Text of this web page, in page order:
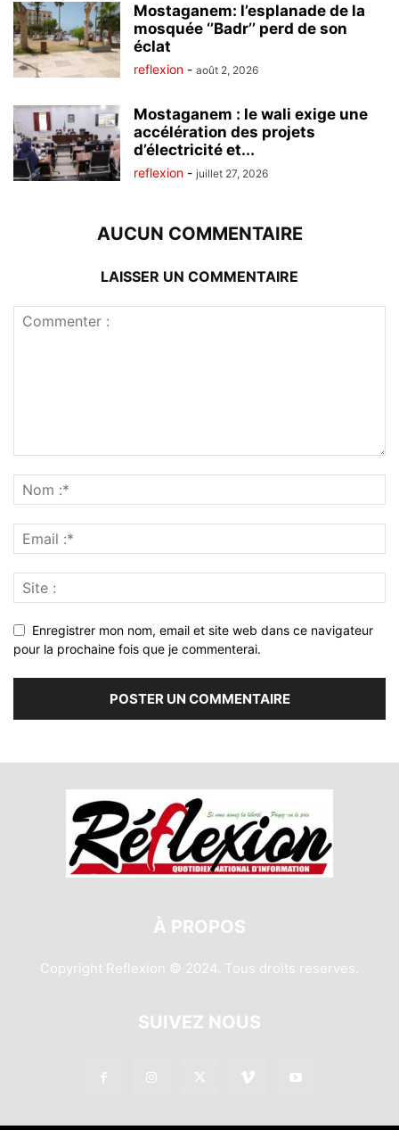
Mostaganem: l’esplanade de la
mosquée ‘’Badr’’ perd de son
éclat
reflexion - août 2, 2026
Mostaganem : le wali exige une
accélération des projets
d’électricité et...
reflexion - juillet 27, 2026
AUCUN COMMENTAIRE
LAISSER UN COMMENTAIRE
Enregistrer mon nom, email et site web dans ce navigateur
pour la prochaine fois que je commenterai.
À PROPOS
Copyright Reflexion © 2024. Tous droits reserves.
SUIVEZ NOUS